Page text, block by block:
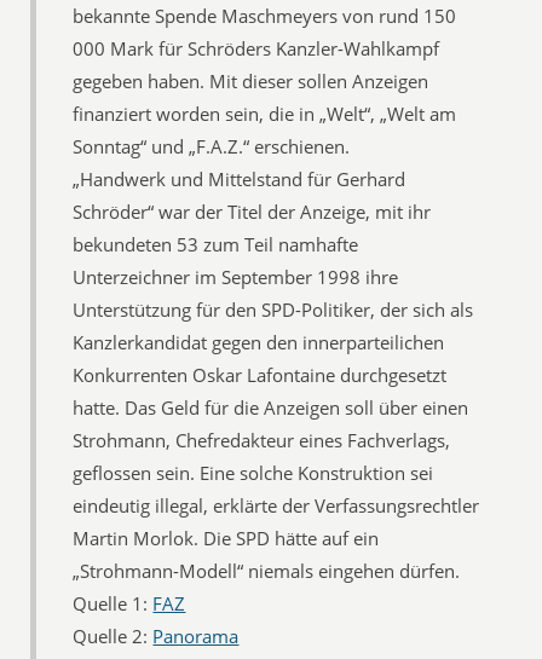
bekannte Spende Maschmeyers von rund 150
000 Mark für Schröders Kanzler-Wahlkampf
gegeben haben. Mit dieser sollen Anzeigen
finanziert worden sein, die in „Welt“, „Welt am
Sonntag“ und „F.A.Z.“ erschienen.
„Handwerk und Mittelstand für Gerhard
Schröder“ war der Titel der Anzeige, mit ihr
bekundeten 53 zum Teil namhafte
Unterzeichner im September 1998 ihre
Unterstützung für den SPD-Politiker, der sich als
Kanzlerkandidat gegen den innerparteilichen
Konkurrenten Oskar Lafontaine durchgesetzt
hatte. Das Geld für die Anzeigen soll über einen
Strohmann, Chefredakteur eines Fachverlags,
geflossen sein. Eine solche Konstruktion sei
eindeutig illegal, erklärte der Verfassungsrechtler
Martin Morlok. Die SPD hätte auf ein
„Strohmann-Modell“ niemals eingehen dürfen.
Quelle 1: FAZ
Quelle 2: Panorama